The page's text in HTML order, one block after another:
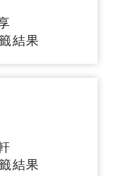
結果
結果